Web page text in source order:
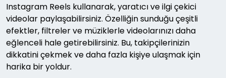
Instagram Reels kullanarak, yaratıcı ve ilgi çekici
videolar paylaşabilirsiniz. Özelliğin sunduğu çeşitli
efektler, filtreler ve müziklerle videolarınızı daha
eğlenceli hale getirebilirsiniz. Bu, takipçilerinizin
dikkatini çekmek ve daha fazla kişiye ulaşmak için
harika bir yoldur.